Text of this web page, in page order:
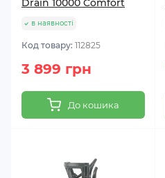
Drain 10000 Comfort
в наявності
Код товару: 112825
3 899 грн
До кошика